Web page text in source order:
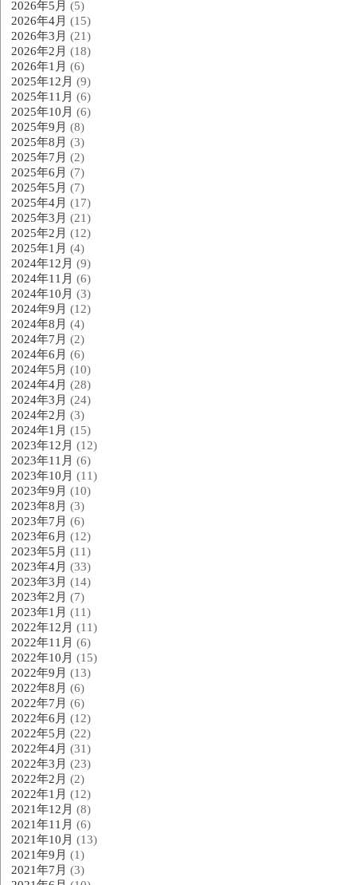
2026年5月 (5)
2026年4月 (15)
2026年3月 (21)
2026年2月 (18)
2026年1月 (6)
2025年12月 (9)
2025年11月 (6)
2025年10月 (6)
2025年9月 (8)
2025年8月 (3)
2025年7月 (2)
2025年6月 (7)
2025年5月 (7)
2025年4月 (17)
2025年3月 (21)
2025年2月 (12)
2025年1月 (4)
2024年12月 (9)
2024年11月 (6)
2024年10月 (3)
2024年9月 (12)
2024年8月 (4)
2024年7月 (2)
2024年6月 (6)
2024年5月 (10)
2024年4月 (28)
2024年3月 (24)
2024年2月 (3)
2024年1月 (15)
2023年12月 (12)
2023年11月 (6)
2023年10月 (11)
2023年9月 (10)
2023年8月 (3)
2023年7月 (6)
2023年6月 (12)
2023年5月 (11)
2023年4月 (33)
2023年3月 (14)
2023年2月 (7)
2023年1月 (11)
2022年12月 (11)
2022年11月 (6)
2022年10月 (15)
2022年9月 (13)
2022年8月 (6)
2022年7月 (6)
2022年6月 (12)
2022年5月 (22)
2022年4月 (31)
2022年3月 (23)
2022年2月 (2)
2022年1月 (12)
2021年12月 (8)
2021年11月 (6)
2021年10月 (13)
2021年9月 (1)
2021年7月 (3)